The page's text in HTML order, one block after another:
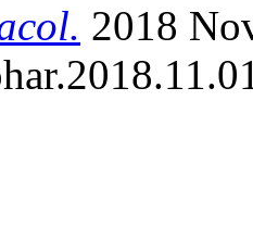
2018